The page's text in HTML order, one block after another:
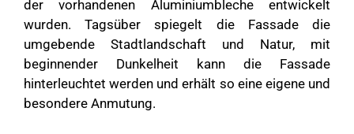
der vorhandenen Aluminiumbleche entwickelt
wurden. Tagsüber spiegelt die Fassade die
umgebende Stadtlandschaft und Natur, mit
beginnender Dunkelheit kann die Fassade
hinterleuchtet werden und erhält so eine eigene und
besondere Anmutung.